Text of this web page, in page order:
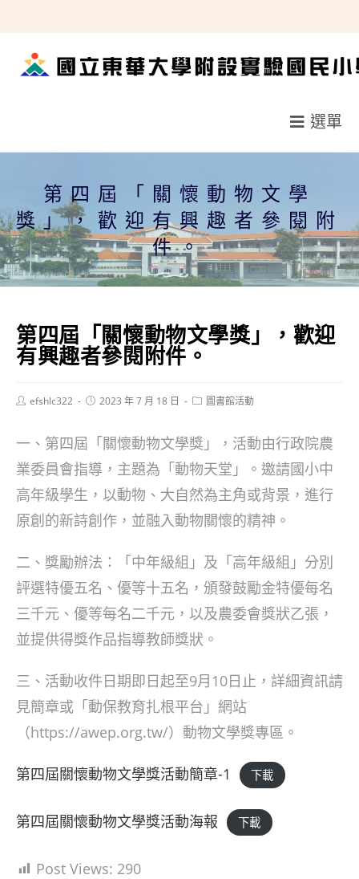
轉
選單
第四屆「關懷動物文學
獎」，歡迎有興趣者參閱附
件。
第四屆「關懷動物文學獎」，歡迎
有興趣者參閱附件。
Postefshlc322
Post2023 年 7 月 18 日
Post圖書館活動
一、第四屆「關懷動物文學獎」，活動由行政院農
業委員會指導，主題為「動物天堂」。邀請國小中
高年級學生，以動物、大自然為主角或背景，進行
原創的新詩創作，並融入動物關懷的精神。
二、獎勵辦法：「中年級組」及「高年級組」分別
評選特優五名、優等十五名，頒發鼓勵金特優每名
三千元、優等每名二千元，以及農委會獎狀乙張，
並提供得獎作品指導教師獎狀。
三、活動收件日期即日起至9月10日止，詳細資訊請
見簡章或「動保教育扎根平台」網站
（https://awep.org.tw/）動物文學獎專區。
第四屆關懷動物文學獎活動簡章-1 下載
第四屆關懷動物文學獎活動海報 下載
Post Views: 290